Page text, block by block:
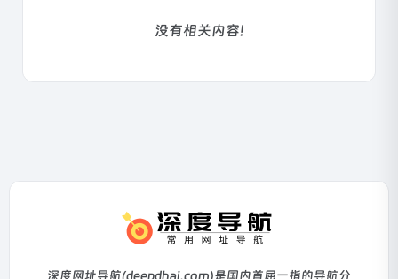
没有相关内容!
深度网址导航(deepdhai.com)是国内首屈一指的导航分